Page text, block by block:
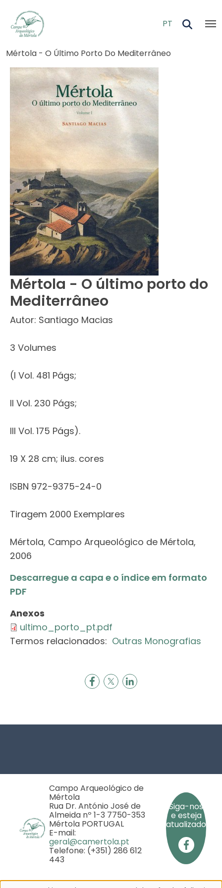
PT
Breadcrumb
Mértola - O Último Porto Do Mediterrâneo
Mértola - O último porto do
Mediterrâneo
Autor: Santiago Macias
3 Volumes
(I Vol. 481 Págs;
II Vol. 230 Págs;
III Vol. 175 Págs).
19 X 28 cm; ilus. cores
ISBN 972-9375-24-0
Tiragem 2000 Exemplares
Mértola, Campo Arqueológico de Mértola,
2006
Descarregue a capa e o índice em formato
PDF
Anexos
ultimo_porto_pt.pdf
Termos relacionados: Outras Monografias
Campo Arqueológico de
Mértola
Rua Dr. António José de
Almeida nº 1-3 7750-353
Mértola PORTUGAL
E-mail:
geral@camertola.pt
Telefone: (+351) 286 612
443
Siga-nos
e esteja
atualizado